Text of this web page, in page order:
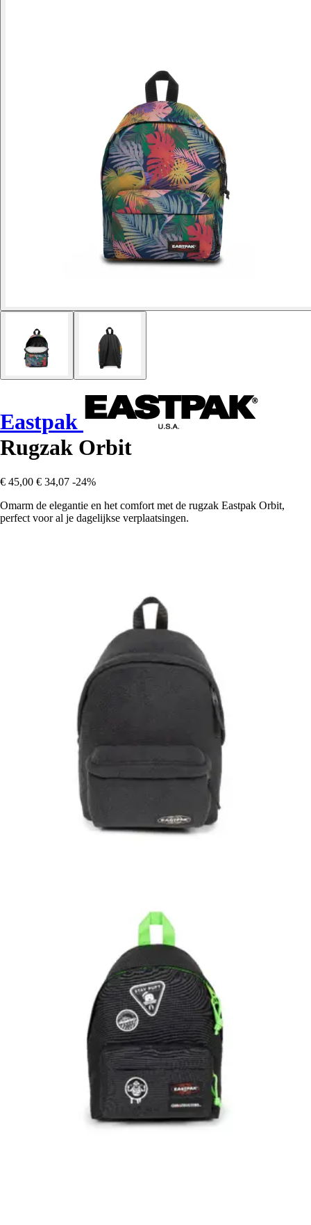
Eastpak
Rugzak Orbit
€ 45,00 € 34,07 -24%
Omarm de elegantie en het comfort met de rugzak Eastpak Orbit,
perfect voor al je dagelijkse verplaatsingen.